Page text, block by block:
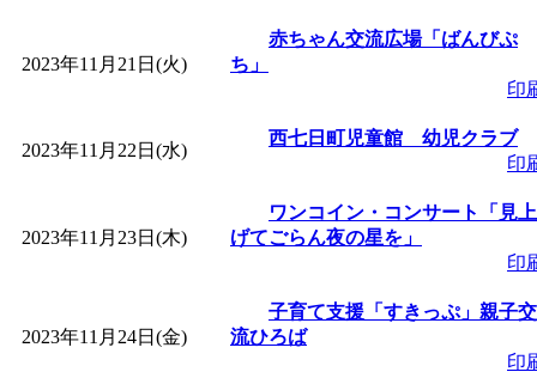
2023年11月21日(火)
赤ちゃん交流広場「ばんびぷ
ち」
印
2023年11月22日(水)
西七日町児童館 幼児クラブ
印
2023年11月23日(木)
ワンコイン・コンサート「見上
げてごらん夜の星を」
印
2023年11月24日(金)
子育て支援「すきっぷ」親子交
流ひろば
印